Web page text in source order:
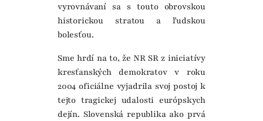
vyrovnávaní sa s touto obrovskou
historickou stratou a ľudskou
bolesťou.
Sme hrdí na to, že NR SR z iniciatívy
kresťanských demokratov v roku
2004 oficiálne vyjadrila svoj postoj k
tejto tragickej udalosti európskych
dejín. Slovenská republika ako prvá